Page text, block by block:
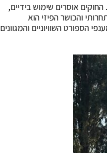
אוסרים שימוש בידיים,
והכושר הפיזי הוא
הספורט השוויוניים והמגוונים